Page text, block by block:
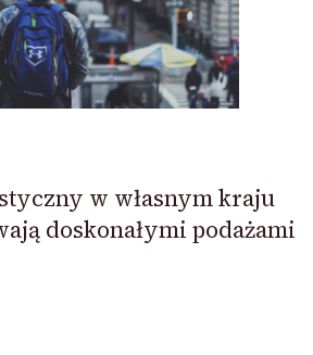
w własnym kraju
doskonałymi podażami